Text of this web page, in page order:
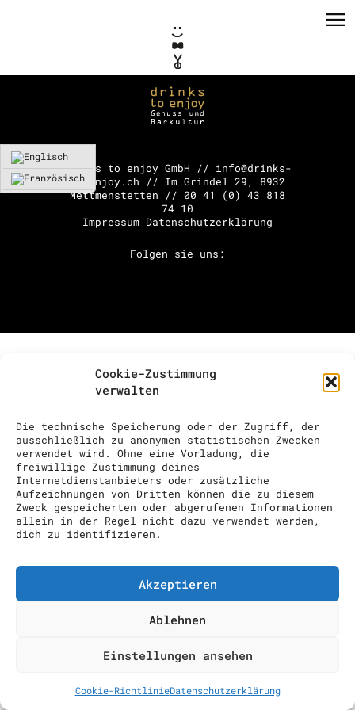
Cookie-Zustimmung
verwalten
Die technische Speicherung oder der Zugriff, der
ausschließlich zu anonymen statistischen Zwecken
verwendet wird. Ohne eine Vorladung, die
freiwillige Zustimmung deines
Internetdienstanbieters oder zusätzliche
Aufzeichnungen von Dritten können die zu diesem
Zweck gespeicherten oder abgerufenen Informationen
allein in der Regel nicht dazu verwendet werden,
dich zu identifizieren.
Akzeptieren
Ablehnen
Einstellungen ansehen
Cookie-RichtlinieDatenschutzerklärung
PRIVATE EVENTS
CORPORATE EVENTS
COCKTAIL SHOW
drinks to enjoy GmbH // info@drinks-
to-enjoy.ch // Im Grindel 29, 8932
Mettmenstetten // 00 41 (0) 43 818
74 10
Impressum Datenschutzerklärung
Folgen sie uns: